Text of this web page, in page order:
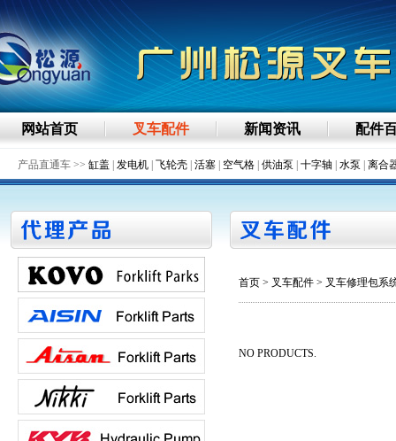
网站首页 叉车配件 新闻资讯 配件
产品直通车 >> 缸盖 发电机 飞轮壳 活塞 空气格 供油泵 十字轴 水泵 离合
首页 > 叉车配件 > 叉车修理包系
NO PRODUCTS.